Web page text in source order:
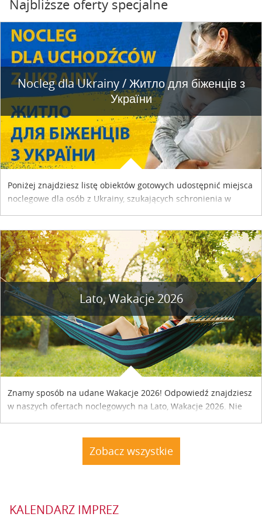
Najbliższe oferty specjalne
Nocleg dla Ukrainy / Житло для бiженцiв з
України
Poniżej znajdziesz listę obiektów gotowych udostępnić miejsca
noclegowe dla osób z Ukrainy, szukających schronienia w
Lato, Wakacje 2026
Znamy sposób na udane Wakacje 2026! Odpowiedź znajdziesz
w naszych ofertach noclegowych na Lato, Wakacje 2026. Nie
Zobacz wszystkie
KALENDARZ IMPREZ